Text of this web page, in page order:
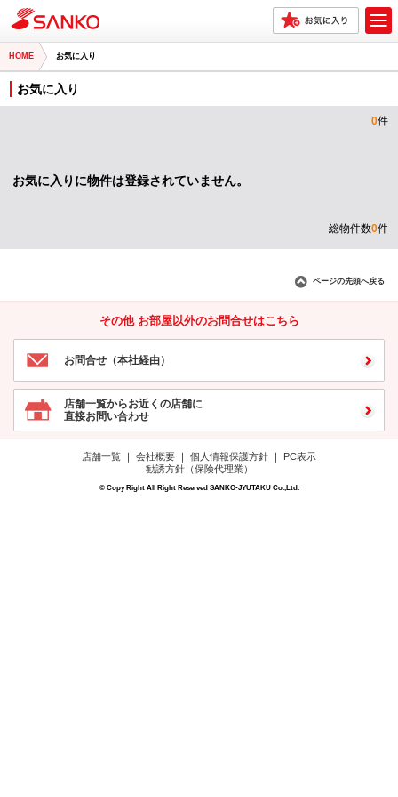
HOME お気に入り
お気に入り
0件
お気に入りに物件は登録されていません。
総物件数0件
ページの先頭へ戻る
その他 お部屋以外のお問合せはこちら
お問合せ（本社経由）
店舗一覧からお近くの店舗に
直接お問い合わせ
店舗一覧 ｜ 会社概要 ｜ 個人情報保護方針 ｜ PC表示
勧誘方針（保険代理業）
© Copy Right All Right Reserved SANKO-JYUTAKU Co.,Ltd.